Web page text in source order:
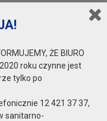
ŻE BIURO
2020 roku czynne jest
tylko po
12 421 37 37,
sanitarno-